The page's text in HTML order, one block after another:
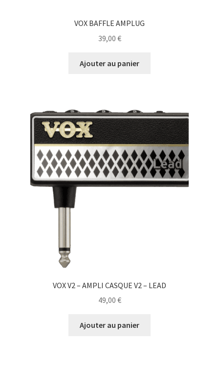
VOX BAFFLE AMPLUG
39,00 €
Ajouter au panier
VOX V2 – AMPLI CASQUE V2 – LEAD
49,00 €
Ajouter au panier